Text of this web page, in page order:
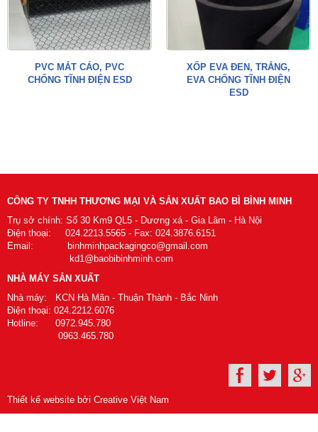
PVC MẮT CÁO, PVC
CHỐNG TĨNH ĐIỆN ESD
XỐP EVA ĐEN, TRẮNG,
EVA CHỐNG TĨNH ĐIỆN
ESD
CÔNG TY TNHH THƯƠNG MẠI VÀ SẢN XUẤT BAO BÌ BÌNH MINH
Trụ sở chính: Số 30 Km9 QL5 - Dương xá - Gia Lâm - Hà Nội
Điện thoại: 024.2213.5565 - Fax: 024.3876.6151
Email: binhminhpackagingco@gmail.com
kd1@baobibinhminh.com
NHÀ MÁY SẢN XUẤT
Nhà máy: KCN Hà Mãn - Thuận Thành - Bắc Ninh
Điện thoại: 024.2212.6076
Hotline: 0972.945.780
0963.465.780
Thiết kế website bởi Creative Việt Nam